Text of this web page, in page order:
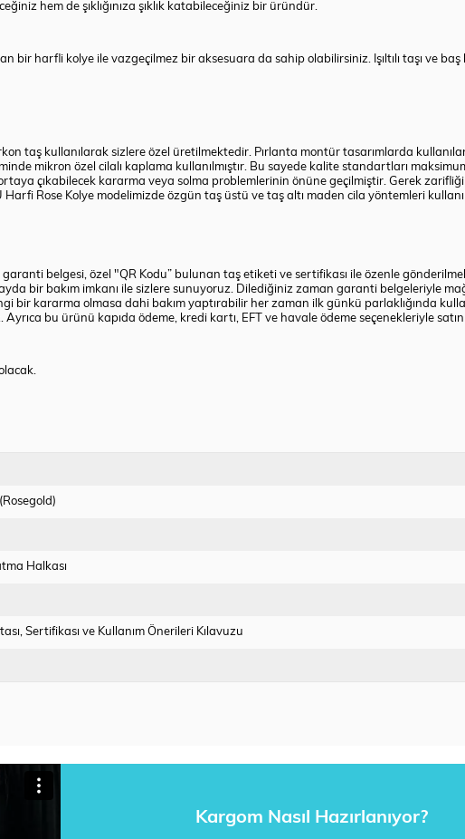
hem de şıklığınıza şıklık katabileceğiniz bir üründür.
bir harfli kolye ile vazgeçilmez bir aksesuara da sahip olabilirsiniz. Işıltılı taşı ve
taş kullanılarak sizlere özel üretilmektedir. Pırlanta montür tasarımlarda
mikron özel cilalı kaplama kullanılmıştır. Bu sayede kalite standartları
çıkabilecek kararma veya solma problemlerinin önüne geçilmiştir. Gerek
Rose Kolye modelimizde özgün taş üstü ve taş altı maden cila yöntemleri
garanti belgesi, özel "QR Kodu” bulunan taş etiketi ve sertifikası ile özenle
bir bakım imkanı ile sizlere sunuyoruz. Dilediğiniz zaman garanti belgeleriyle
kararma olmasa dahi bakım yaptırabilir her zaman ilk günkü parlaklığında
bu ürünü kapıda ödeme, kredi kartı, EFT ve havale ödeme seçenekleriyle
Halkası
Sertifikası ve Kullanım Önerileri Kılavuzu
Kargom Nasıl Hazırlanıyor?